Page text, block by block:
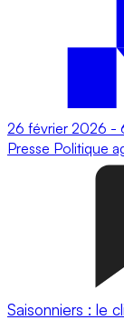
26 février 2026 -
Presse Politique
Saisonniers : le